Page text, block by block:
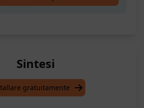
Sintesi
gratuitamente